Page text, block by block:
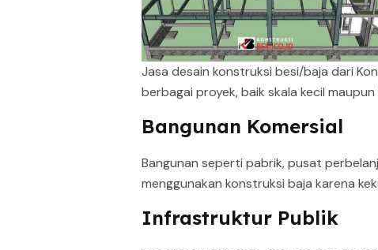
Jasa desain konstruksi besi/baja dari
berbagai proyek, baik skala kecil
Bangunan Komersial
Bangunan seperti pabrik, pusat
menggunakan konstruksi baja karena
Infrastruktur Publik